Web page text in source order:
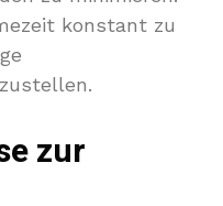
konstant zu
zur